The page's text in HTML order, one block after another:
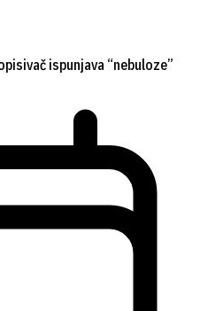
ispunjava “nebuloze”